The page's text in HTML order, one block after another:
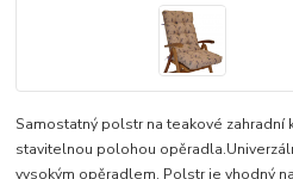
Samostatný polstr na teakové
stavitelnou polohou
vysokým opěradlem. Polstr je vhodný